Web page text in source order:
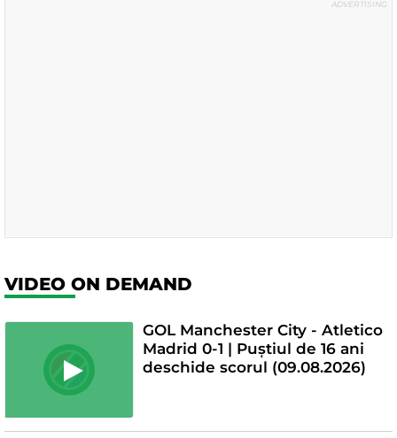
VIDEO ON DEMAND
GOL Manchester City - Atletico
Madrid 0-1 | Puștiul de 16 ani
deschide scorul (09.08.2026)